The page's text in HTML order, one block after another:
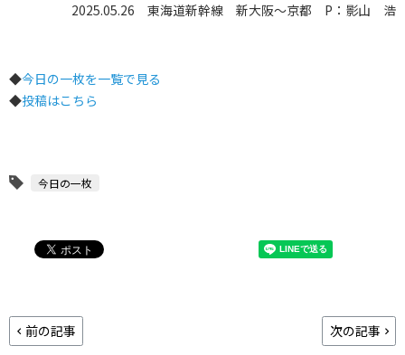
2025.05.26 東海道新幹線 新大阪〜京都 P：影山 浩
◆今日の一枚を一覧で見る
◆投稿はこちら
今日の一枚
前の記事 次の記事